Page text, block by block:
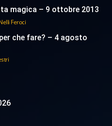
magica – 9 ottobre 2013
Feroci
che fare? – 4 agosto